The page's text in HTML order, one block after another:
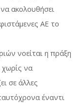
ακολουθήσει
ΑΕ το
νοείται η πράξη
χωρίς να
σε άλλες
έναντι